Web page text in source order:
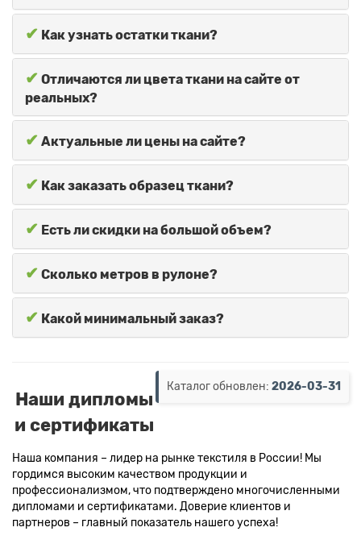
✔ Как узнать остатки ткани?
✔ Отличаются ли цвета ткани на сайте от
реальных?
✔ Актуальные ли цены на сайте?
✔ Как заказать образец ткани?
✔ Есть ли скидки на большой объем?
✔ Сколько метров в рулоне?
✔ Какой минимальный заказ?
Каталог обновлен: 2026-03-31
Наши дипломы
и сертификаты
Наша компания – лидер на рынке текстиля в России! Мы
гордимся высоким качеством продукции и
профессионализмом, что подтверждено многочисленными
дипломами и сертификатами. Доверие клиентов и
партнеров – главный показатель нашего успеха!